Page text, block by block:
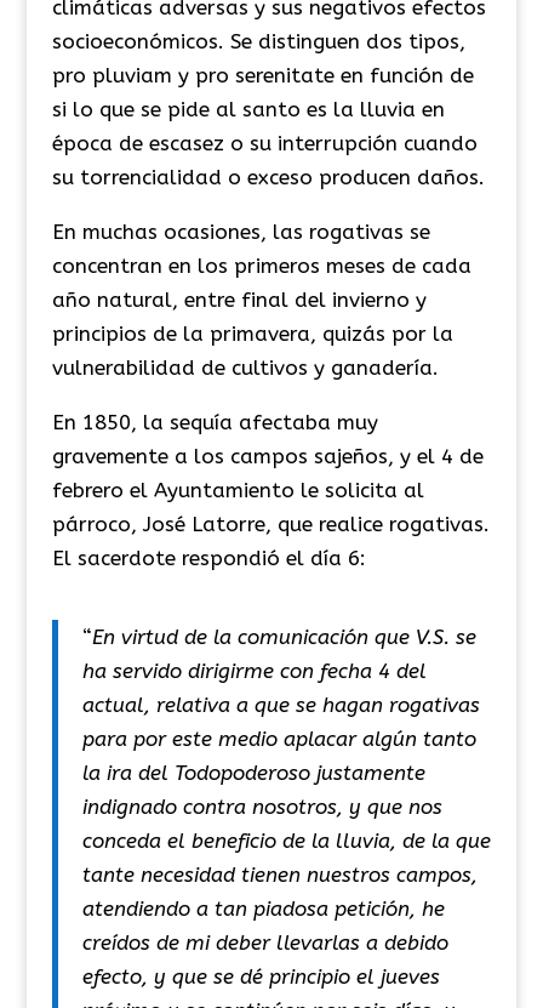
climáticas adversas y sus negativos efectos
socioeconómicos. Se distinguen dos tipos,
pro pluviam y pro serenitate en función de
si lo que se pide al santo es la lluvia en
época de escasez o su interrupción cuando
su torrencialidad o exceso producen daños.
​En muchas ocasiones, las rogativas se
concentran en los primeros meses de cada
año natural, entre final del invierno y
principios de la primavera, quizás por la
vulnerabilidad de cultivos y ganadería.
En 1850, la sequía afectaba muy
gravemente a los campos sajeños, y el 4 de
febrero el Ayuntamiento le solicita al
párroco, José Latorre, que realice rogativas.
El sacerdote respondió el día 6:
​“En virtud de la comunicación que V.S. se
ha servido dirigirme con fecha 4 del
actual, relativa a que se hagan rogativas
para por este medio aplacar algún tanto
la ira del Todopoderoso justamente
indignado contra nosotros, y que nos
conceda el beneficio de la lluvia, de la que
tante necesidad tienen nuestros campos,
atendiendo a tan piadosa petición, he
creídos de mi deber llevarlas a debido
efecto, y que se dé principio el jueves